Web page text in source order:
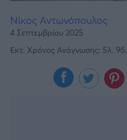
Νίκος Αντωνόπουλος
4 Σεπτεμβρίου 2025
Εκτ. Χρόνος Ανάγνωσης: 5λ. 9δ.